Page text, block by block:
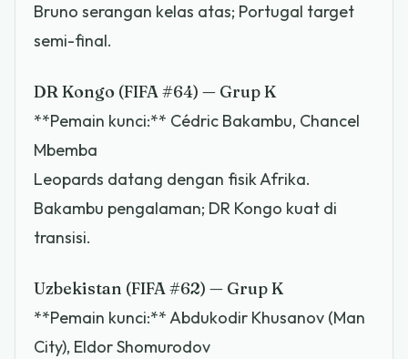
Bruno serangan kelas atas; Portugal target
semi-final.
DR Kongo (FIFA #64) — Grup K
**Pemain kunci:** Cédric Bakambu, Chancel
Mbemba
Leopards datang dengan fisik Afrika.
Bakambu pengalaman; DR Kongo kuat di
transisi.
Uzbekistan (FIFA #62) — Grup K
**Pemain kunci:** Abdukodir Khusanov (Man
City), Eldor Shomurodov